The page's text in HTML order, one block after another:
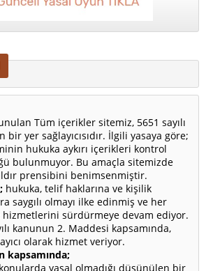
Tüm içerikler sitemiz, 5651 sayılı
yer sağlayıcısıdır. İlgili yasaya göre;
hukuka aykırı içerikleri kontrol
bulunmuyor. Bu amaçla sitemizde
prensibini benimsenmiştir.
hukuka, telif haklarına ve kişilik
saygılı olmayı ilke edinmiş ve her
sürdürmeye devam ediyor.
kanunun 2. Maddesi kapsamında,
olarak hizmet veriyor.
kapsamında;
yasal olmadığı düşünülen bir